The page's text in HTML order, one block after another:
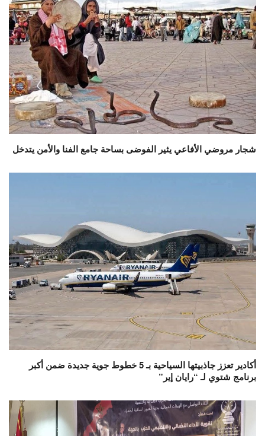
شجار مروضي الأفاعي يثير الفوضى بساحة جامع الفنا والأمن يتدخل
أكادير تعزز جاذبيتها السياحية بـ 5 خطوط جوية جديدة ضمن أكبر
برنامج شتوي لـ “رايان إير”